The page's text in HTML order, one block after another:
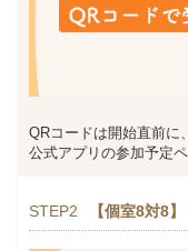
QRコードは開始直前に、
公式アプリの参加予定
STEP2 【個室8対8